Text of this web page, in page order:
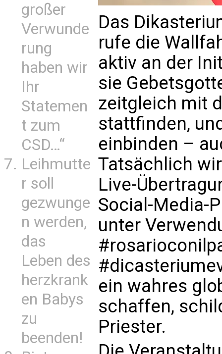
großer
Verwunde
rung
haben wir
Ihr
Statemen
t zum
CSD…“
Leihmutte
r soll
gezwunge
n werden,
das
Leben des
herzkrank
en Babys
zu
beenden!
Das
rufe die
aktiv an der
sie
zeitgleich mit
stattfinden,
einbinden –
Tatsächlich
Live-
Social-Media-
unter
ein wahres
schaffen,
Priester.